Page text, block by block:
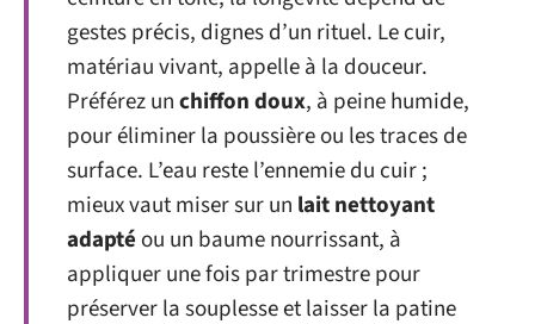
gestes précis, dignes d’un rituel. Le cuir,
matériau vivant, appelle à la douceur.
Préférez unchiffon doux, à peine humide,
pour éliminer la poussière ou les traces de
surface. L’eau reste l’ennemie du cuir ;
mieux vaut miser sur un lait nettoyant
adapté ou un baume nourrissant, à
appliquer une fois par trimestre pour
préserver la souplesse et laisser la patine